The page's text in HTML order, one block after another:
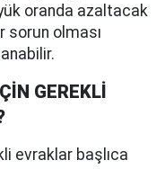
oranda azaltacak
sorun olması
GEREKLİ
evraklar başlıca